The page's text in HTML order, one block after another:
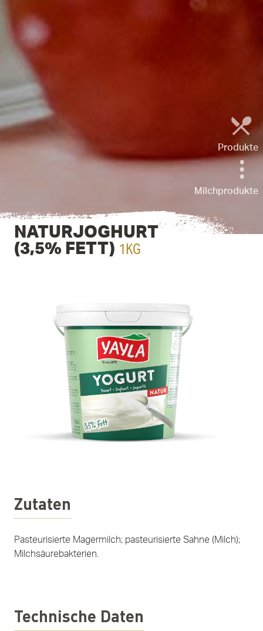
Produkte
Milchprodukte
NATURJOGHURT
(3,5% FETT) 1KG
Zutaten
Pasteurisierte Magermilch; pasteurisierte Sahne (Milch);
Milchsäurebakterien.
Technische Daten